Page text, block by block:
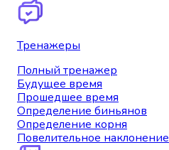
Тренажеры
Полный тренажер
Будущее время
Прошедшее время
Определение биньянов
Определение корня
Повелительное наклонение